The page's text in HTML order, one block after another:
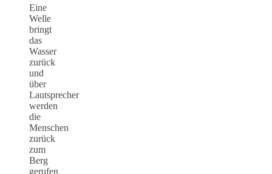
Eine
Welle
bringt
das
Wasser
zurück
und
über
Lautsprecher
werden
die
Menschen
zurück
zum
Berg
gerufen